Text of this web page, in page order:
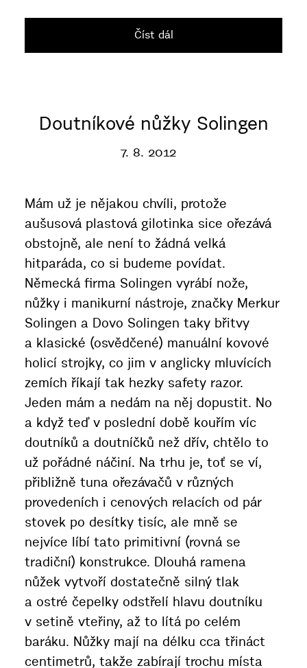
Číst dál
Doutníkové nůžky Solingen
7. 8. 2012
Mám už je nějakou chvíli, protože
aušusová plastová gilotinka sice ořezává
obstojně, ale není to žádná velká
hitparáda, co si budeme povídat.
Německá firma Solingen vyrábí nože,
nůžky i manikurní nástroje, značky Merkur
Solingen a Dovo Solingen taky břitvy
a klasické (osvědčené) manuální kovové
holicí strojky, co jim v anglicky mluvících
zemích říkají tak hezky safety razor.
Jeden mám a nedám na něj dopustit. No
a když teď v poslední době kouřím víc
doutníků a doutníčků než dřív, chtělo to
už pořádné náčiní. Na trhu je, toť se ví,
přibližně tuna ořezávačů v různých
provedeních i cenových relacích od pár
stovek po desítky tisíc, ale mně se
nejvíce líbí tato primitivní (rovná se
tradiční) konstrukce. Dlouhá ramena
nůžek vytvoří dostatečně silný tlak
a ostré čepelky odstřelí hlavu doutníku
v setině vteřiny, až to lítá po celém
baráku. Nůžky mají na délku cca třináct
centimetrů, takže zabírají trochu místa